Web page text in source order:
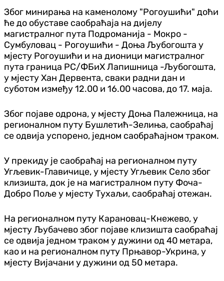
Због минирања на каменолому "Рогоушићи" доћи
ће до обуставе саобраћаја на дијелу
магистралног пута Подроманија - Мокро -
Сумбуловац - Рогоушићи - Доња Љубогошта у
мјесту Рогоушићи и на дионици магистралног
пута граница РС/ФБиХ Лапишница -Љубогошта,
у мјесту Хан Дервента, сваки радни дан и
суботом између 12.00 и 16.00 часова, до 17. маја.
Због појаве одрона, у мјесту Доња Палежница, на
регионалном путу Бушлетић-Зелиња, саобраћај
се одвија успорено, једном саобраћајном траком.
У прекиду је саобраћај на регионалном путу
Угљевик-Главичице, у мјесту Угљевик Село због
клизишта, док је на магистралном путу Фоча-
Добро Поље у мјесту Тухаљи, саобраћај отежан.
На регионалном путу Карановац-Кнежево, у
мјесту Љубачево због појаве клизишта саобраћај
се одвија једном траком у дужини од 40 метара,
као и на регионалном путу Прњавор-Укрина, у
мјесту Вијачани у дужини од 50 метара.